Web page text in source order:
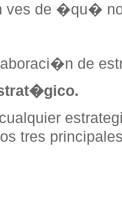
ves de �qu�
de
tres